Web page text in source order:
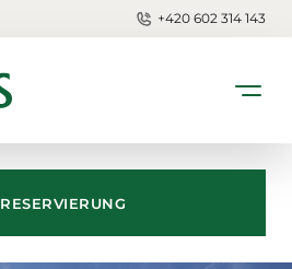
+420 602 314 143
RESERVIERUNG